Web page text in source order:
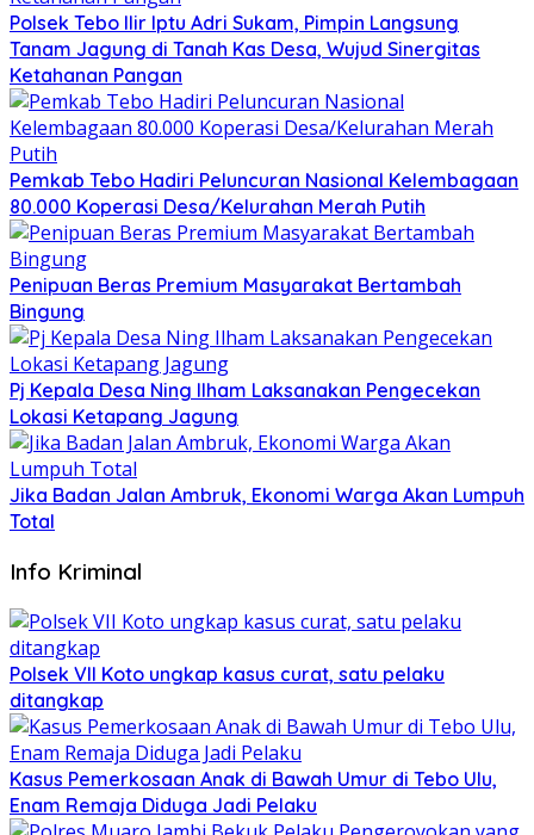
Polsek Tebo Ilir Iptu Adri Sukam, Pimpin Langsung
Tanam Jagung di Tanah Kas Desa, Wujud Sinergitas
Ketahanan Pangan
Pemkab Tebo Hadiri Peluncuran Nasional Kelembagaan
80.000 Koperasi Desa/Kelurahan Merah Putih
Penipuan Beras Premium Masyarakat Bertambah
Bingung
Pj Kepala Desa Ning Ilham Laksanakan Pengecekan
Lokasi Ketapang Jagung
Jika Badan Jalan Ambruk, Ekonomi Warga Akan Lumpuh
Total
Info Kriminal
Polsek VII Koto ungkap kasus curat, satu pelaku
ditangkap
Kasus Pemerkosaan Anak di Bawah Umur di Tebo Ulu,
Enam Remaja Diduga Jadi Pelaku